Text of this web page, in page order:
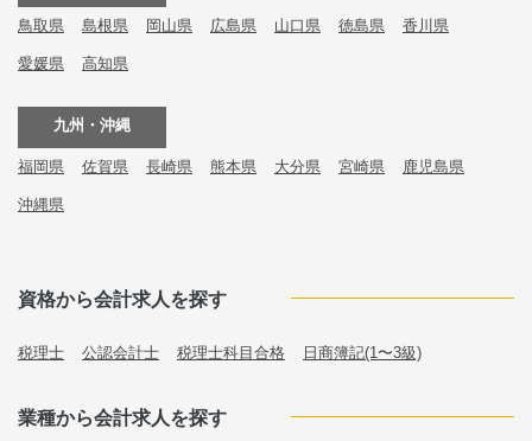
鳥取県 島根県 岡山県 広島県 山口県 徳島県 香川県
愛媛県 高知県
九州・沖縄
福岡県 佐賀県 長崎県 熊本県 大分県 宮崎県 鹿児島県
沖縄県
資格から会計求人を探す
税理士 公認会計士 税理士科目合格 日商簿記(1〜3級)
業種から会計求人を探す